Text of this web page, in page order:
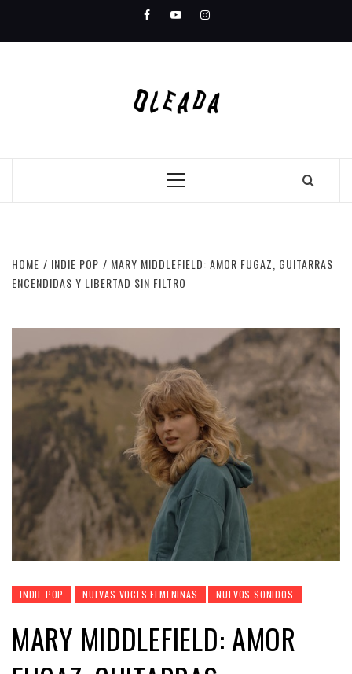
content
FacebookYoutubeInstagram
Primary
HOME INDIE POP
MARY MIDDLEFIELD: AMOR FUGAZ, GUITARRAS
ENCENDIDAS Y LIBERTAD SIN FILTRO
INDIE POP NUEVAS VOCES FEMENINAS NUEVOS SONIDOS
MARY MIDDLEFIELD: AMOR